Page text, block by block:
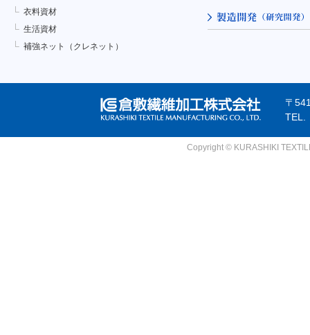
衣料資材
生活資材
補強ネット（クレネット）
〒
TEL.
Copyright © KURASHIKI